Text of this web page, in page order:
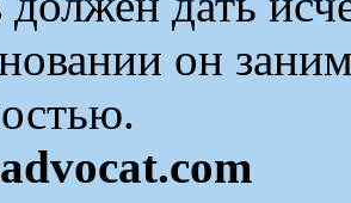
он